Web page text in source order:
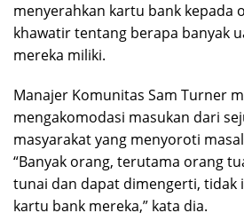
menyerahkan kartu bank kepada
khawatir tentang berapa banyak
mereka miliki.
Manajer Komunitas Sam Turner
mengakomodasi masukan dari
masyarakat yang menyoroti
“Banyak orang, terutama orang
tunai dan dapat dimengerti, tidak
kartu bank mereka,” kata dia.